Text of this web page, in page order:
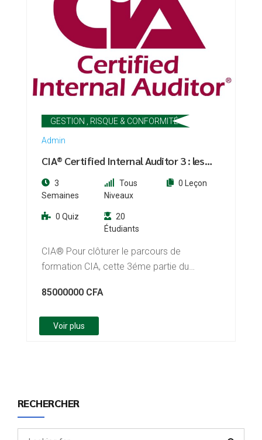
GESTION , RISQUE & CONFORMITÉ
Admin
CIA® Certified Internal Auditor 3 : les
l’audit interne
3
Semaines
Tous
Niveaux
0 Leçon
0 Quiz
20
Étudiants
CIA® Pour clôturer le parcours de
formation CIA, cette 3éme partie du
85000000 CFA
Voir plus
RECHERCHER